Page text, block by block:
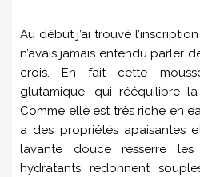
Au début j’ai trouvé
n’avais jamais entendu parler
crois. En fait cette
glutamique, qui rééquilibre
Comme elle est très riche en
a des propriétés apaisantes
lavante douce resserre
hydratants redonnent